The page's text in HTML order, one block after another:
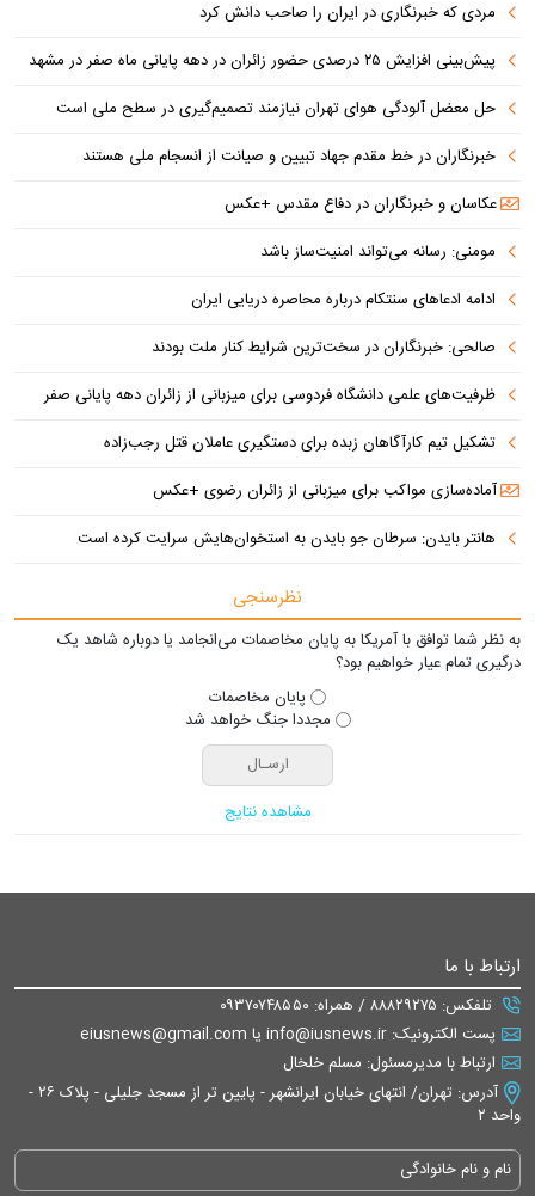
مردی که خبرنگاری در ایران را صاحب دانش کرد
پیش‌بینی افزایش ۲۵ درصدی حضور زائران در دهه پایانی ماه صفر در مشهد
حل معضل آلودگی هوای تهران نیازمند تصمیم‌گیری در سطح ملی است
خبرنگاران در خط مقدم جهاد تبیین و صیانت از انسجام ملی هستند
عکاسان و خبرنگاران در دفاع مقدس +عکس
مومنی: رسانه می‌تواند امنیت‌ساز باشد
ادامه ادعاهای سنتکام درباره محاصره دریایی ایران
صالحی: خبرنگاران در سخت‌ترین شرایط کنار ملت بودند
ظرفیت‌های علمی دانشگاه فردوسی برای میزبانی از زائران دهه پایانی صفر
تشکیل تیم کارآگاهان زبده برای دستگیری عاملان قتل رجب‌زاده
آماده‌سازی مواکب برای میزبانی از زائران رضوی +عکس
هانتر بایدن: سرطان جو بایدن به استخوان‌هایش سرایت کرده است
نظرسنجی
به نظر شما توافق با آمریکا به پایان مخاصمات می‌انجامد یا دوباره شاهد یک
درگیری تمام عیار خواهیم بود؟
پایان مخاصمات
مجددا جنگ خواهد شد
مشاهده نتایج
ارتباط با ما
تلفکس: ۸۸۸۲۹۲۷۵ / همراه: ۰۹۳۷۰۷۴۸۵۵۰
پست الکترونیک: info@iusnews.ir یا eiusnews@gmail.com
ارتباط با مدیرمسئول: مسلم خلخال
آدرس: تهران/ انتهای خیابان ایرانشهر - پایین تر از مسجد جلیلی - پلاک ۲۶ -
واحد ۲